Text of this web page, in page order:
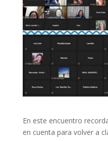
En este encuentro
en cuenta para volver a